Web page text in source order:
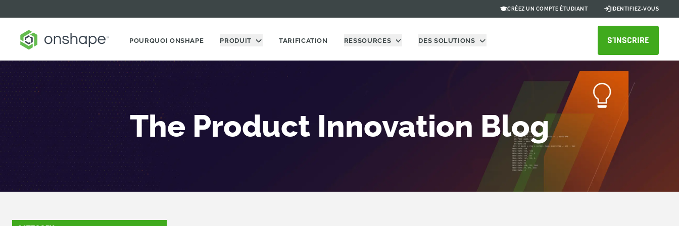
CRÉEZ UN COMPTE ÉTUDIANT IDENTIFIEZ-VOUS
POURQUOI ONSHAPE PRODUIT TARIFICATION RESSOURCES DES SOLUTIONS S’INSCRIRE
The Product Innovation Blog